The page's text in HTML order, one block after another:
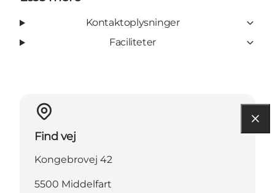
Kontaktoplysninger
Faciliteter
Find vej
Kongebrovej 42
5500 Middelfart